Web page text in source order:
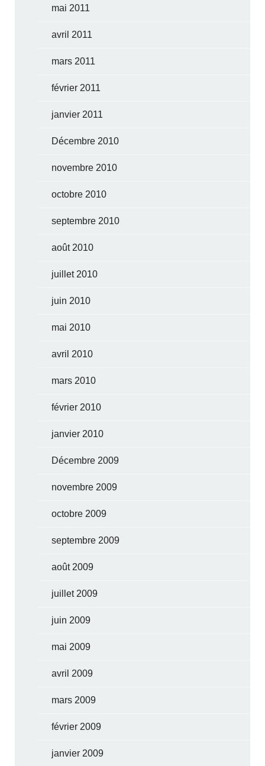
mai 2011
avril 2011
mars 2011
février 2011
janvier 2011
Décembre 2010
novembre 2010
octobre 2010
septembre 2010
août 2010
juillet 2010
juin 2010
mai 2010
avril 2010
mars 2010
février 2010
janvier 2010
Décembre 2009
novembre 2009
octobre 2009
septembre 2009
août 2009
juillet 2009
juin 2009
mai 2009
avril 2009
mars 2009
février 2009
janvier 2009